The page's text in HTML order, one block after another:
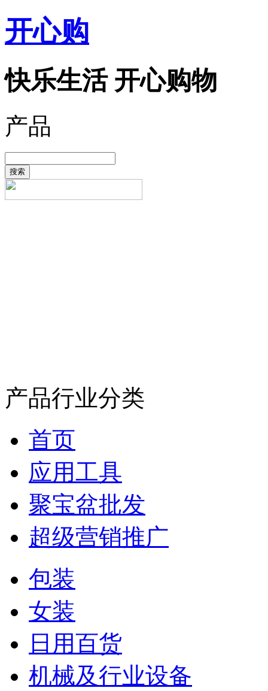
开心购
快乐生活 开心购物
产品
搜索
产品行业分类
首页
应用工具
聚宝盆批发
超级营销推广
包装
女装
日用百货
机械及行业设备